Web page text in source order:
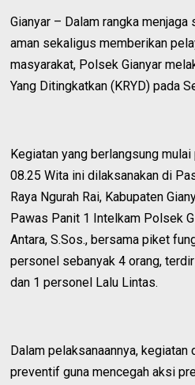
Gianyar – Dalam rangka
aman sekaligus memberikan
masyarakat, Polsek Gianyar
Yang Ditingkatkan (KRYD) pada
Kegiatan yang berlangsung
08.25 Wita ini dilaksanakan di
Raya Ngurah Rai, Kabupaten
Pawas Panit 1 Intelkam Polsek
Antara, S.Sos., bersama piket
personel sebanyak 4 orang,
dan 1 personel Lalu Lintas.
Dalam pelaksanaannya,
preventif guna mencegah aksi